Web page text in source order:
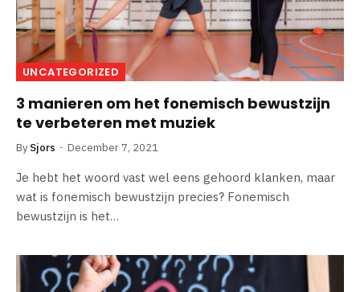
UNCATEGORIZED
3 manieren om het fonemisch bewustzijn
te verbeteren met muziek
By Sjors December 7, 2021
Je hebt het woord vast wel eens gehoord klanken, maar
wat is fonemisch bewustzijn precies? Fonemisch
bewustzijn is het…